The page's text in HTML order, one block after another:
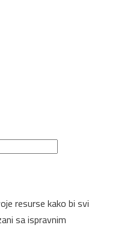
resurse kako bi svi
sa ispravnim